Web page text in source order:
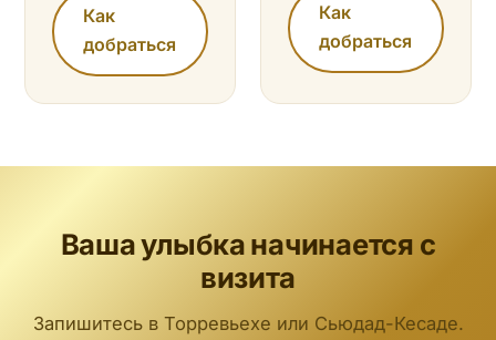
Как
добраться
Как
добраться
Ваша улыбка начинается с
визита
Запишитесь в Торревьехе или Сьюдад-Кесаде.